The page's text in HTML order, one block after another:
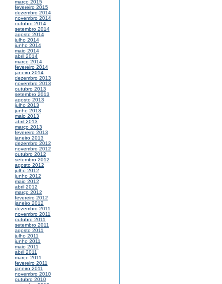
março 2015
fevereiro 2015
dezembro 2014
novembro 2014
outubro 2014
setembro 2014
agosto 2014
julho 2014
junho 2014
maio 2014
abril 2014
março 2014
fevereiro 2014
janeiro 2014
dezembro 2013
novembro 2013
outubro 2013
setembro 2013
agosto 2013
julho 2013
junho 2013
maio 2013
abril 2013
março 2013
fevereiro 2013
janeiro 2013
dezembro 2012
novembro 2012
outubro 2012
setembro 2012
agosto 2012
julho 2012
junho 2012
maio 2012
abril 2012
março 2012
fevereiro 2012
janeiro 2012
dezembro 2011
novembro 2011
outubro 2011
setembro 2011
agosto 2011
julho 2011
junho 2011
maio 2011
abril 2011
março 2011
fevereiro 2011
janeiro 2011
novembro 2010
outubro 2010